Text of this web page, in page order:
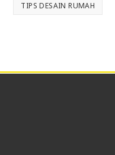
TIPS DESAIN RUMAH